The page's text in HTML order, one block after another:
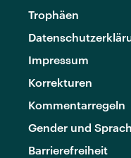
Trophäen
Impressum
Korrekturen
Kommentarregeln
Gender und
Barrierefreiheit